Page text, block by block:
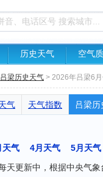
历史天气 空气
吕梁历史天气 > 2026年吕梁6
气 天气指数 吕梁
天气 4月天气
5月天气
天更新中，根据中央气